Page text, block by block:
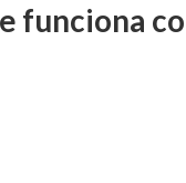
funciona